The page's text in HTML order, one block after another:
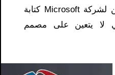
للأجهزة المنشورة، فيمكن لشركة Microsoft كتابة
لا يتعين على مصمم